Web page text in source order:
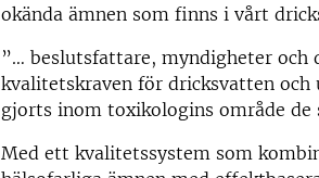
okända ämnen som finns i vårt
”… beslutsfattare, myndigheter
kvalitetskraven för dricksvatten
gjorts inom toxikologins område de
Med ett kvalitetssystem som